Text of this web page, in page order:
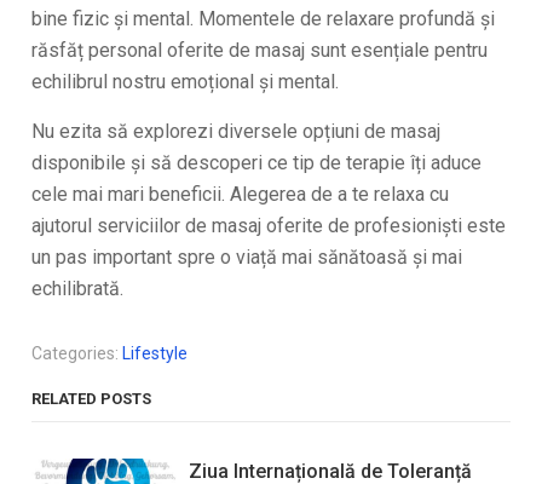
bine fizic și mental. Momentele de relaxare profundă și
răsfăț personal oferite de masaj sunt esențiale pentru
echilibrul nostru emoțional și mental.
Nu ezita să explorezi diversele opțiuni de masaj
disponibile și să descoperi ce tip de terapie îți aduce
cele mai mari beneficii. Alegerea de a te relaxa cu
ajutorul serviciilor de masaj oferite de profesioniști este
un pas important spre o viață mai sănătoasă și mai
echilibrată.
Categories: Lifestyle
RELATED POSTS
Ziua Internațională de Toleranță